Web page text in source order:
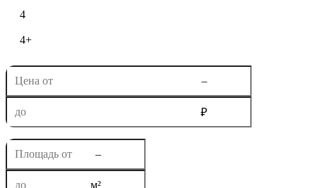
4
4+
–
₽
–
м²